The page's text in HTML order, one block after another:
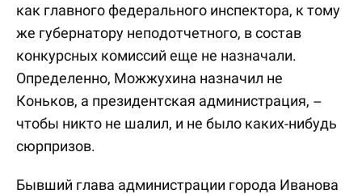
как главного федерального инспектора, к тому
же губернатору неподотчетного, в состав
конкурсных комиссий еще не назначали.
Определенно, Можжухина назначил не
Коньков, а президентская администрация, –
чтобы никто не шалил, и не было каких-нибудь
сюрпризов.
Бывший глава администрации города Иванова